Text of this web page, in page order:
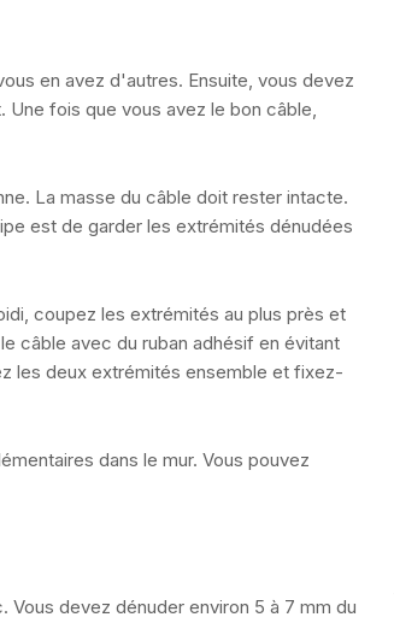
en avez d'autres. Ensuite, vous devez
fois que vous avez le bon câble,
La masse du câble doit rester intacte.
est de garder les extrémités dénudées
coupez les extrémités au plus près et
câble avec du ruban adhésif en évitant
les deux extrémités ensemble et fixez-
dans le mur. Vous pouvez
devez dénuder environ 5 à 7 mm du